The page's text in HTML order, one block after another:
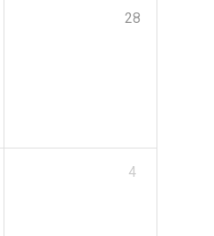
28
4